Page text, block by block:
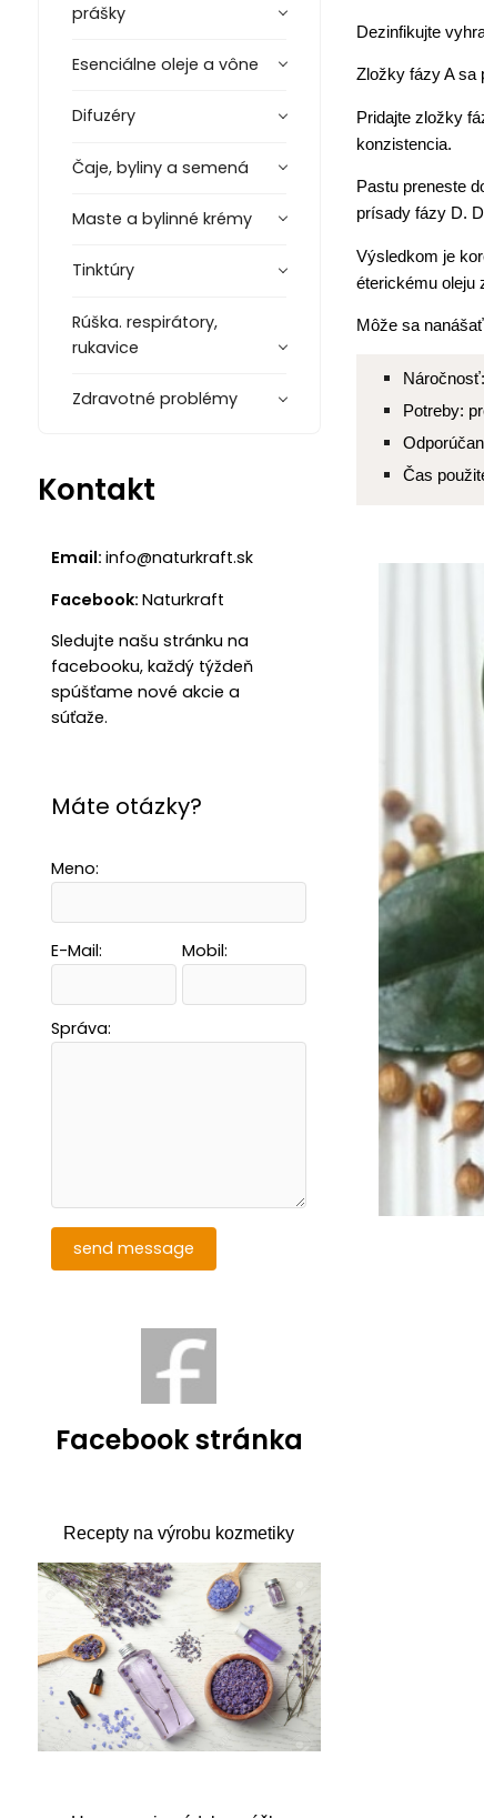
prášky
Esenciálne oleje a vône
Difuzéry
Čaje, byliny a semená
Maste a bylinné krémy
Tinktúry
Rúška. respirátory,
rukavice
Zdravotné problémy
Kontakt
Email:info@naturkraft.sk
Facebook:Naturkraft
Sledujte našu stránku na
facebooku, každý týždeň
spúšťame nové akcie a
súťaže.
Máte otázky?
Meno:
E-Mail: Mobil:
Správa:
Facebook stránka
Recepty na výrobu kozmetiky
Dezinfikujte
Zložky fázy A sa
Pridajte zložky
konzistencia.
Pastu preneste
prísady fázy D.
Výsledkom je
éterickému oleju
Môže sa
Potreby:
Čas